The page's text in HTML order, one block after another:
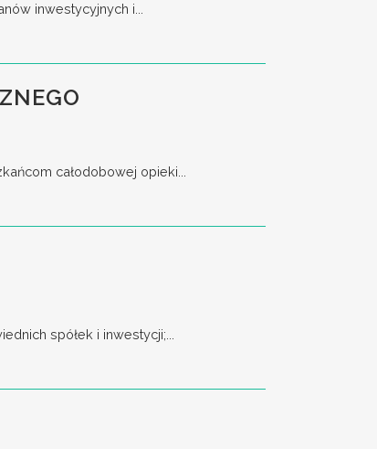
inwestycyjnych i...
całodobowej opieki...
spółek i inwestycji;...